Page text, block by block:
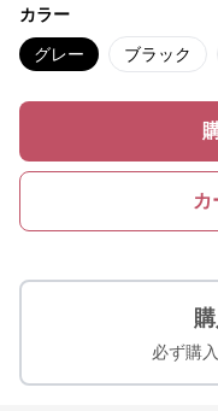
カラー
グレー ブラック
カ
必ず購